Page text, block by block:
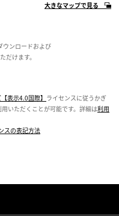
大きなマップで見る
ウンロードおよび
だけます。
表示4.0国際】 ライセンスに従うかぎ
いただくことが可能です。詳細は利用
スの表記方法